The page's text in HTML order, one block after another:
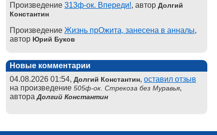
Произведение 313ф-ок. Впереди!, автор Долгий
Константин
Произведение Жизнь прОжита, занесена в анналы,
автор Юрий Буков
Новые комментарии
04.08.2026 01:54, Долгий Константин, оставил отзыв
на произведение 505ф-ок. Стрекоза без Муравья,
автораДолгий Константин